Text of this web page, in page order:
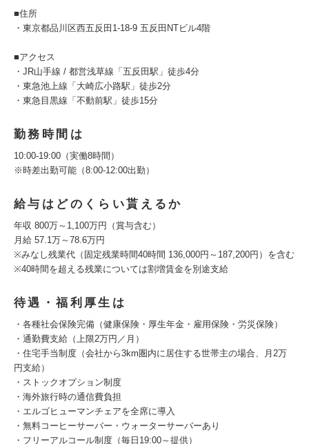
■住所
・東京都品川区西五反田1-18-9 五反田NTビル4階
■アクセス
・JR山手線 / 都営浅草線「五反田駅」徒歩4分
・東急池上線「大崎広小路駅」徒歩2分
・東急目黒線「不動前駅」徒歩15分
勤務時間は
10:00-19:00（実働8時間）
※時差出勤可能（8:00-12:00出勤）
給与はどのくらい貰えるか
年収 800万～1,100万円（賞与含む）
月給 57.1万～78.6万円
※みなし残業代（固定残業時間40時間 136,000円～187,200円）を含む
※40時間を超える残業については割増賃金を別途支給
待遇・福利厚生は
・各種社会保険完備（健康保険・厚生年金・雇用保険・労災保険）
・通勤費支給（上限2万円／月）
・住宅手当制度（会社から3km圏内に居住する世帯主の場合、月2万
円支給）
・ストックオプション制度
・海外旅行時の通信費負担
・エルゴヒューマンチェアを全席に導入
・無料コーヒーサーバー・ウォーターサーバーあり
・フリーアルコール制度（毎日19:00～提供）